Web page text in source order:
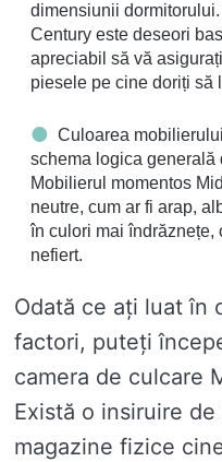
dimensiunii
Century este deseori
apreciabil să vă
piesele pe cine doriți să
Culoarea
schema logica generală
Mobilierul momentos
neutre, cum ar fi arap,
în culori mai îndrăznețe,
nefiert.
Odată ce ați luat în
factori, puteți
camera de culcare
Există o insiruire
magazine fizice